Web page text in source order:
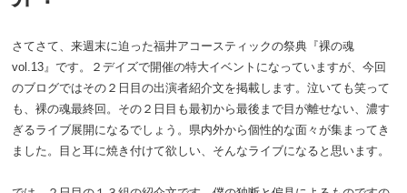
さてさて、来週末に迫った福井アコースティックの祭典『裸の魂
vol.13』です。２デイズで開催の特大イベントになっていますが、今回
のブログではその２日目の出演者紹介文を掲載します。泣いても笑って
も、裸の魂最終回。その２日目も最初から最後まで目が離せない、濃す
ぎるライブ展開になるでしょう。県内外から個性的な面々が集まってき
ました。目と耳に焼き付けて欲しい、そんなライブになると思います。